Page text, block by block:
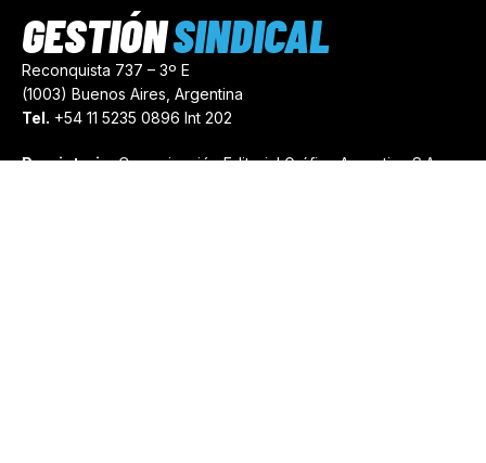
Reconquista 737 – 3º E
(1003) Buenos Aires, Argentina
Tel. +54 11 5235 0896 Int 202
Propietario:Comunicación Editorial Gráfica Argentina S.A.
GESTIÓNSINDICAL